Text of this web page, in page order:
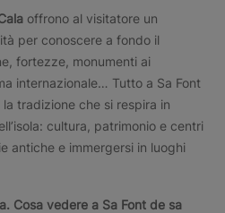
offrono al visitatore un
per conoscere a fondo il
fortezze, monumenti ai
internazionale… Tutto a Sa Font
tradizione che si respira in
cultura, patrimonio e centri
antiche e immergersi in luoghi
Cosa vedere a Sa Font de sa